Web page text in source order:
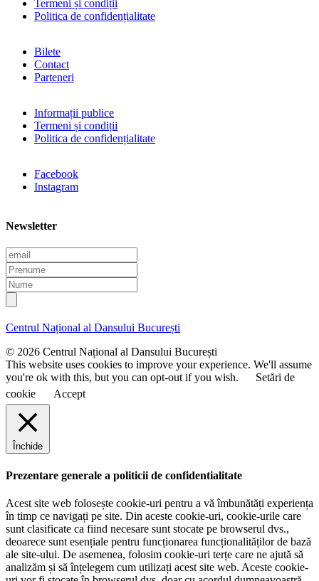
Termeni și condiții
Politica de confidențialitate
Bilete
Contact
Parteneri
Informații publice
Termeni și condiții
Politica de confidențialitate
Facebook
Instagram
Newsletter
E
m
a
i
l
P
r
e
n
m
N
u
m
e
Centrul Național al Dansului București
© 2026 Centrul Național al Dansului București
This website uses cookies to improve your experience. We'll assume
you're ok with this, but you can opt-out if you wish.
Setări de
cookie
Accept
Închide
Prezentare generale a politicii de confidentialitate
Acest site web folosește cookie-uri pentru a vă îmbunătăți experiența
în timp ce navigați pe site. Din aceste cookie-uri, cookie-urile care
sunt clasificate ca fiind necesare sunt stocate pe browserul dvs.,
deoarece sunt esențiale pentru funcționarea funcționalităților de bază
ale site-ului. De asemenea, folosim cookie-uri terțe care ne ajută să
analizăm și să înțelegem cum utilizați acest site web. Aceste cookie-